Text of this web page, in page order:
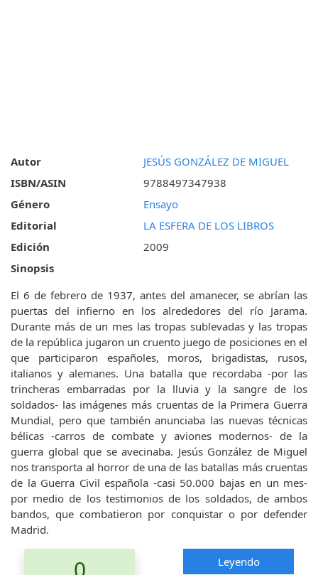
Autor
JESÚS GONZÁLEZ DE MIGUEL
ISBN/ASIN
9788497347938
Género
Ensayo
Editorial
LA ESFERA DE LOS LIBROS
Edición
2009
Sinopsis
El 6 de febrero de 1937, antes del amanecer, se abrían las
puertas del infierno en los alrededores del río Jarama.
Durante más de un mes las tropas sublevadas y las tropas
de la república jugaron un cruento juego de posiciones en el
que participaron españoles, moros, brigadistas, rusos,
italianos y alemanes. Una batalla que recordaba -por las
trincheras embarradas por la lluvia y la sangre de los
soldados- las imágenes más cruentas de la Primera Guerra
Mundial, pero que también anunciaba las nuevas técnicas
bélicas -carros de combate y aviones modernos- de la
guerra global que se avecinaba. Jesús González de Miguel
nos transporta al horror de una de las batallas más cruentas
de la Guerra Civil española -casi 50.000 bajas en un mes-
por medio de los testimonios de los soldados, de ambos
bandos, que combatieron por conquistar o por defender
Madrid.
Leyendo